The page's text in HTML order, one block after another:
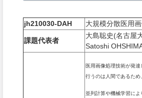
jh210030-DAH 大規模分散医用
課題代表者
大島聡史(名古屋
Satoshi
医用画像処理技術が発
行うのは人間であるた
並列計算や機械学習に